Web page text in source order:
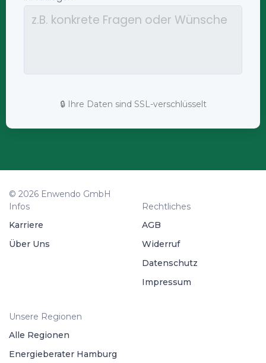
🔒 Ihre Daten sind SSL-verschlüsselt
© 2026 Enwendo GmbH
Infos
Karriere
Über Uns
Rechtliches
AGB
Widerruf
Datenschutz
Impressum
Unsere Regionen
Alle Regionen
Energieberater Hamburg